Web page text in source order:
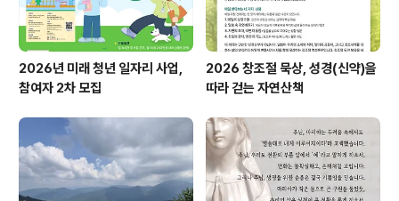
2026년 미래 청년 일자리 사업,
참여자 2차 모집
2026 창조절 묵상, 성경(신약)을
따라 걷는 자연산책